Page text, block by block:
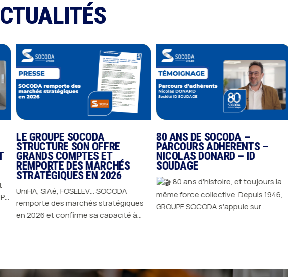
LE GROUPE SOCODA
STRUCTURE SON OFFRE
GRANDS COMPTES ET
REMPORTE DES MARCHÉS
STRATÉGIQUES EN 2026
UniHA, SIAé, FOSELEV… SOCODA
remporte des marchés stratégiques
en 2026 et confirme sa capacité à
80 ANS DE SOCODA –
PARCOURS ADHERENTS –
NICOLAS DONARD – ID
SOUDAGE
80 ans d'histoire, et toujours la
même force collective. Depuis 1946,
GROUPE SOCODA s'appuie sur
riches, portés par leur métier et leur